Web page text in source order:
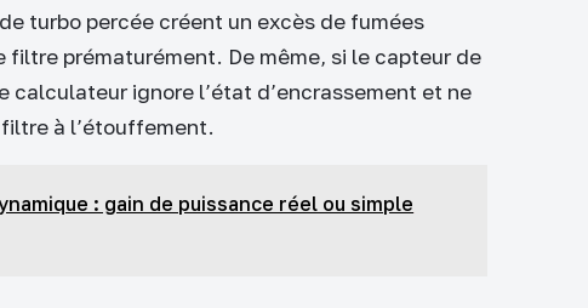
turbo percée créent un excès de fumées
filtre prématurément. De même, si le capteur de
ignore l’état d’encrassement et ne
à l’étouffement.
: gain de puissance réel ou simple